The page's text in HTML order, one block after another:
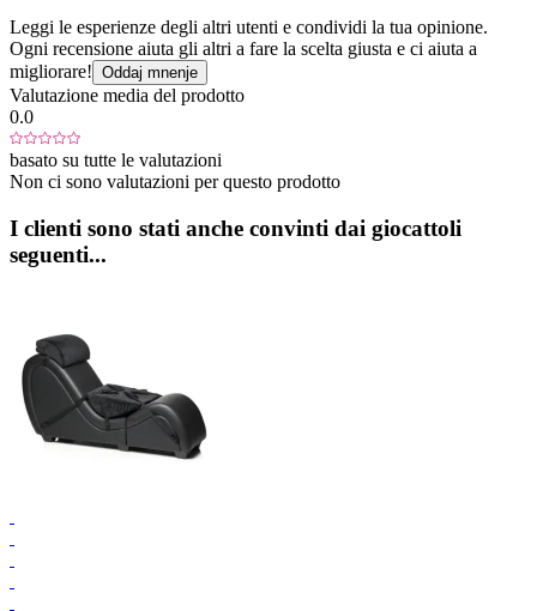
Leggi le esperienze degli altri utenti e condividi la tua opinione.
Ogni recensione aiuta gli altri a fare la scelta giusta e ci aiuta a
migliorare! Oddaj mnenje
Valutazione media del prodotto
0.0
basato su tutte le valutazioni
Non ci sono valutazioni per questo prodotto
I clienti sono stati anche convinti dai giocattoli
seguenti...